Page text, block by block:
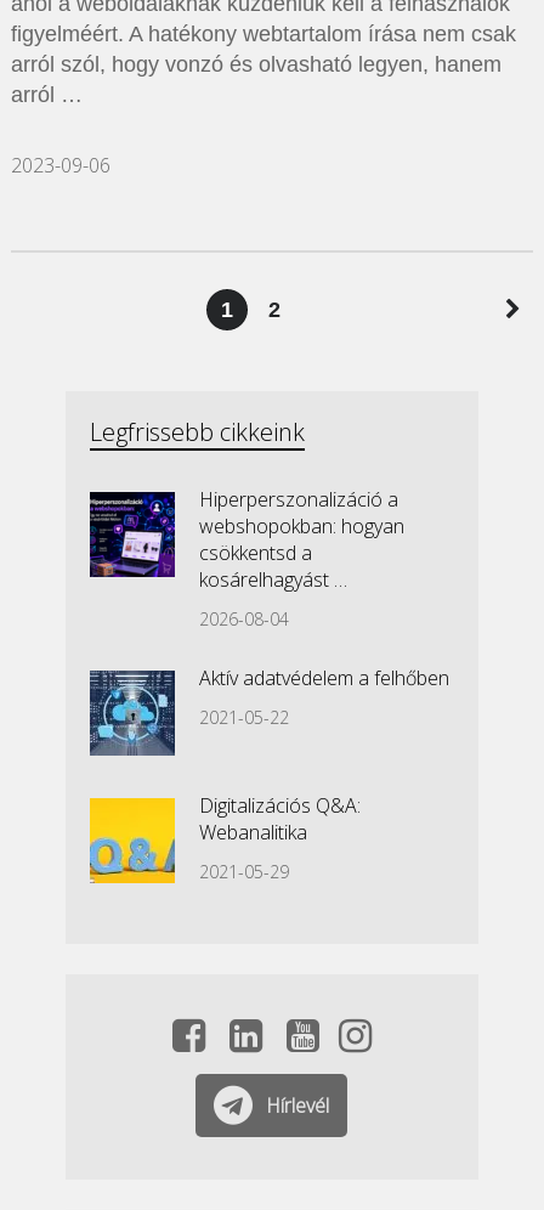
figyelméért. A hatékony webtartalom írása nem csak
arról szól, hogy vonzó és olvasható legyen, hanem
arról …
2023-09-06
Bejegyzések1 2
Legfrissebb cikkeink
Hiperperszonalizáció a
webshopokban: hogyan
csökkentsd a
kosárelhagyást …
2026-08-04
Aktív adatvédelem a felhőben
2021-05-22
Digitalizációs Q&A:
Webanalitika
2021-05-29
Hírlevél